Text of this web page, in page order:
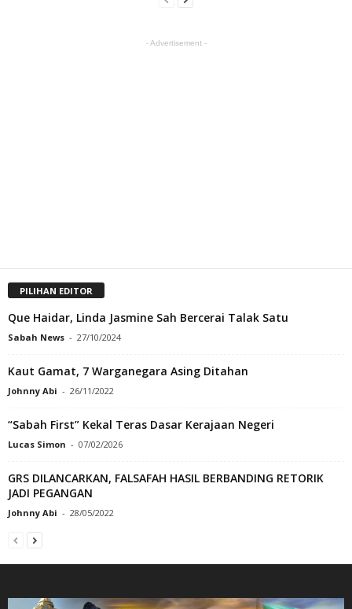
- Advertisement -
PILIHAN EDITOR
Que Haidar, Linda Jasmine Sah Bercerai Talak Satu
Sabah News - 27/10/2024
Kaut Gamat, 7 Warganegara Asing Ditahan
Johnny Abi - 26/11/2022
“Sabah First” Kekal Teras Dasar Kerajaan Negeri
Lucas Simon - 07/02/2026
GRS DILANCARKAN, FALSAFAH HASIL BERBANDING RETORIK
JADI PEGANGAN
Johnny Abi - 28/05/2022